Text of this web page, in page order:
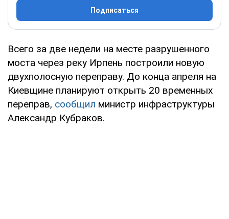
Подписаться
Всего за две недели на месте разрушенного
моста через реку Ирпень построили новую
двухполосную переправу. До конца апреля на
Киевщине планируют открыть 20 временных
переправ, сообщил министр инфраструктуры
Александр Кубраков.